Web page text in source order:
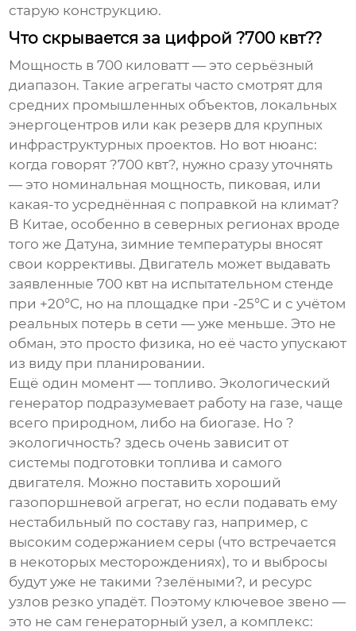
старую конструкцию.
Что скрывается за цифрой ?700 квт??
Мощность в 700 киловатт — это серьёзный
диапазон. Такие агрегаты часто смотрят для
средних промышленных объектов, локальных
энергоцентров или как резерв для крупных
инфраструктурных проектов. Но вот нюанс:
когда говорят ?700 квт?, нужно сразу уточнять
— это номинальная мощность, пиковая, или
какая-то усреднённая с поправкой на климат?
В Китае, особенно в северных регионах вроде
того же Датуна, зимние температуры вносят
свои коррективы. Двигатель может выдавать
заявленные 700 квт на испытательном стенде
при +20°C, но на площадке при -25°C и с учётом
реальных потерь в сети — уже меньше. Это не
обман, это просто физика, но её часто упускают
из виду при планировании.
Ещё один момент — топливо. Экологический
генератор подразумевает работу на газе, чаще
всего природном, либо на биогазе. Но ?
экологичность? здесь очень зависит от
системы подготовки топлива и самого
двигателя. Можно поставить хороший
газопоршневой агрегат, но если подавать ему
нестабильный по составу газ, например, с
высоким содержанием серы (что встречается
в некоторых месторождениях), то и выбросы
будут уже не такими ?зелёными?, и ресурс
узлов резко упадёт. Поэтому ключевое звено —
это не сам генераторный узел, а комплекс: